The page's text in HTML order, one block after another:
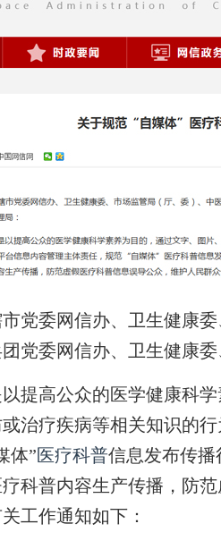
党委网信办、卫生健康
党委网信办、卫生健康
提高公众的医学健康科
治疗疾病等相关知识的
体”医疗科普信息发布传播
科普内容生产传播，防
工作通知如下：